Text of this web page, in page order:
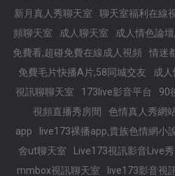
新月真人秀聊天室
聊天室福利在線
頻聊天室
成人聊天室 成人情色論
免費看,超碰免費在線成人視頻
情迷
免費毛片快播A片,58同城交友
成
視訊聊聊天室
173live影音平台
90
視頻直播秀房間
色情真人秀網
app
live173裸播app,貴族色情網小
舍ut聊天室
Live173視訊影音Live秀
mmbox視訊聊天室
live173影音視